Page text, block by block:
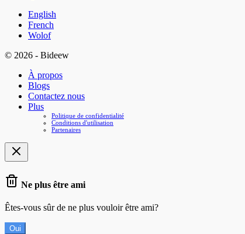
English
French
Wolof
© 2026 - Bideew
À propos
Blogs
Contactez nous
Plus
Politique de confidentialité
Conditions d'utilisation
Partenaires
Ne plus être ami
Êtes-vous sûr de ne plus vouloir être ami?
Oui